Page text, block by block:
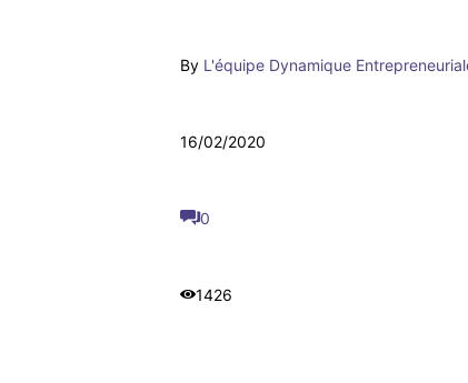
By L'équipe Dynamique
16/02/2020
0
1426